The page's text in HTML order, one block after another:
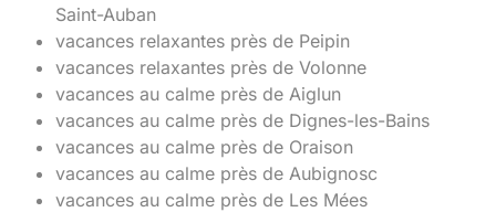
Saint-Auban
vacances relaxantes près de Peipin
vacances relaxantes près de Volonne
vacances au calme près de Aiglun
vacances au calme près de Dignes-les-Bains
vacances au calme près de Oraison
vacances au calme près de Aubignosc
vacances au calme près de Les Mées